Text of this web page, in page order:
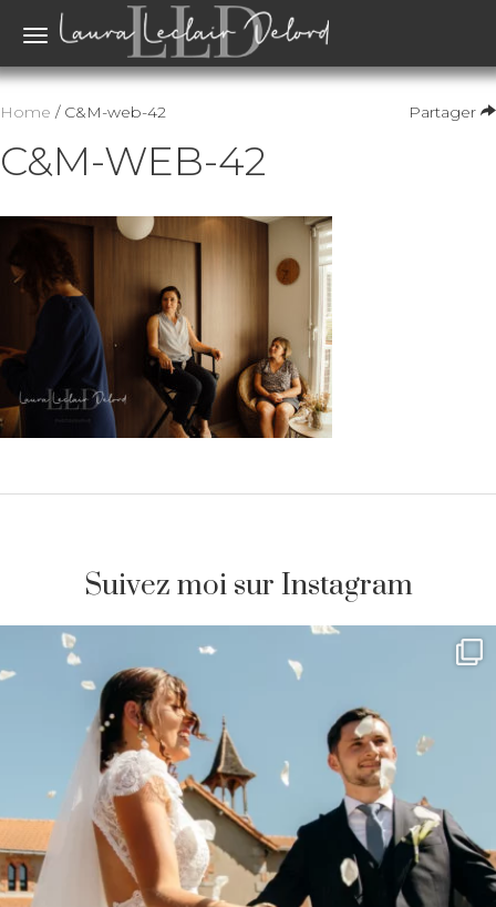
Toggle
Partager
Home / C&M-web-42
C&M-WEB-42
Suivez moi sur Instagram